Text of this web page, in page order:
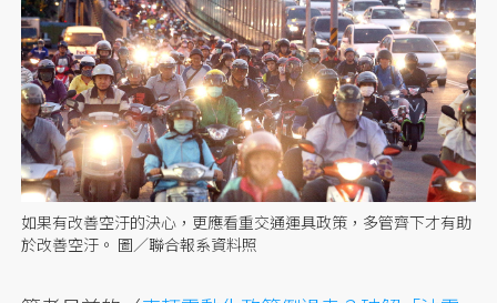
如果有改善空汙的決心，更應看重交通運具政策，多管齊下才有助
於改善空汙。 圖／聯合報系資料照